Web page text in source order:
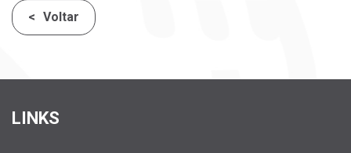
Voltar
LINKS